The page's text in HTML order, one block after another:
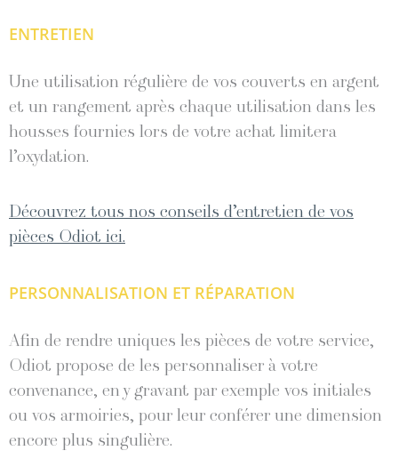
ENTRETIEN
Une utilisation régulière de vos couverts en argent
et un rangement après chaque utilisation dans les
housses fournies lors de votre achat limitera
l’oxydation.
Découvrez tous nos conseils d’entretien de vos
pièces Odiot ici.
PERSONNALISATION ET RÉPARATION
Afin de rendre uniques les pièces de votre service,
Odiot propose de les personnaliser à votre
convenance, en y gravant par exemple vos initiales
ou vos armoiries, pour leur conférer une dimension
encore plus singulière.